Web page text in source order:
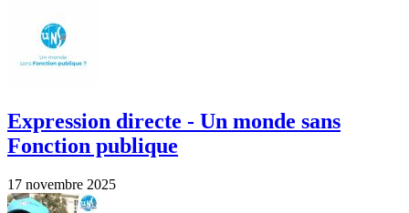
Expression directe - Un monde sans
Fonction publique
17 novembre 2025